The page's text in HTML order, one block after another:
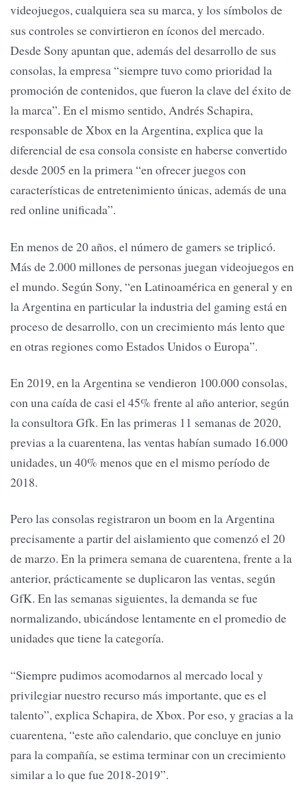
videojuegos, cualquiera sea su marca, y los símbolos de
sus controles se convirtieron en íconos del mercado.
Desde Sony apuntan que, además del desarrollo de sus
consolas, la empresa “siempre tuvo como prioridad la
promoción de contenidos, que fueron la clave del éxito de
la marca”. En el mismo sentido, Andrés Schapira,
responsable de Xbox en la Argentina, explica que la
diferencial de esa consola consiste en haberse convertido
desde 2005 en la primera “en ofrecer juegos con
características de entretenimiento únicas, además de una
red online unificada”.
En menos de 20 años, el número de gamers se triplicó.
Más de 2.000 millones de personas juegan videojuegos en
el mundo. Según Sony, “en Latinoamérica en general y en
la Argentina en particular la industria del gaming está en
proceso de desarrollo, con un crecimiento más lento que
en otras regiones como Estados Unidos o Europa”.
En 2019, en la Argentina se vendieron 100.000 consolas,
con una caída de casi el 45% frente al año anterior, según
la consultora Gfk. En las primeras 11 semanas de 2020,
previas a la cuarentena, las ventas habían sumado 16.000
unidades, un 40% menos que en el mismo período de
2018.
Pero las consolas registraron un boom en la Argentina
precisamente a partir del aislamiento que comenzó el 20
de marzo. En la primera semana de cuarentena, frente a la
anterior, prácticamente se duplicaron las ventas, según
GfK. En las semanas siguientes, la demanda se fue
normalizando, ubicándose lentamente en el promedio de
unidades que tiene la categoría.
“Siempre pudimos acomodarnos al mercado local y
privilegiar nuestro recurso más importante, que es el
talento”, explica Schapira, de Xbox. Por eso, y gracias a la
cuarentena, “este año calendario, que concluye en junio
para la compañía, se estima terminar con un crecimiento
similar a lo que fue 2018-2019”.